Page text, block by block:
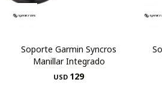
Soporte Garmin Syncros
Manillar Integrado
USD 129